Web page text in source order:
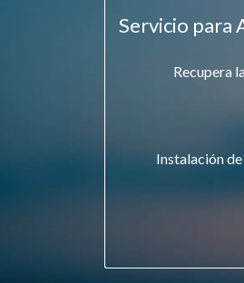
Servicio para
Recupera
Instalación